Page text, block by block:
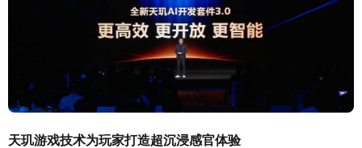
天玑游戏技术为玩家打造超沉浸感官体验